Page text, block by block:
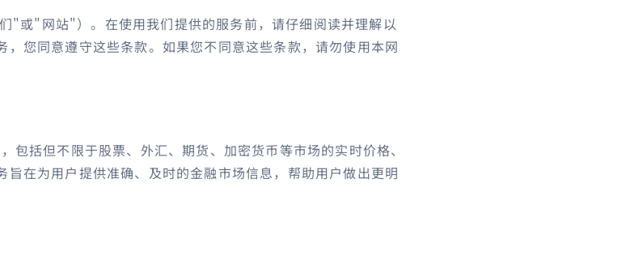
"或"网站"）。在使用我们提供的服务前，请仔细阅读并理解以
您同意遵守这些条款。如果您不同意这些条款，请勿使用本网
包括但不限于股票、外汇、期货、加密货币等市场的实时价格、
在为用户提供准确、及时的金融市场信息，帮助用户做出更明